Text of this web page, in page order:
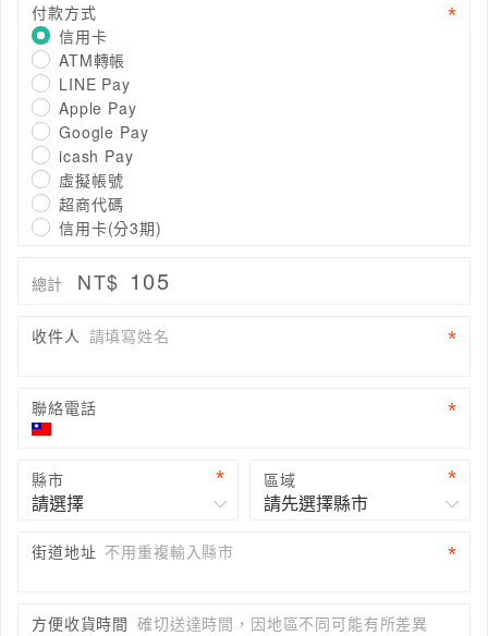
付款方式
信用卡
ATM轉帳
LINE Pay
Apple Pay
Google Pay
icash Pay
虛擬帳號
超商代碼
信用卡(分3期)
總計 NT$ 105
收件人 請填寫姓名
聯絡電話
縣市 區域
街道地址 不用重複輸入縣市
方便收貨時間 確切送達時間，因地區不同可能有所差異